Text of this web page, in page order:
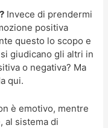
Invece di prendermi
positiva
questo lo scopo e
giudicano gli altri in
o negativa? Ma
qui.
è emotivo, mentre
al sistema di